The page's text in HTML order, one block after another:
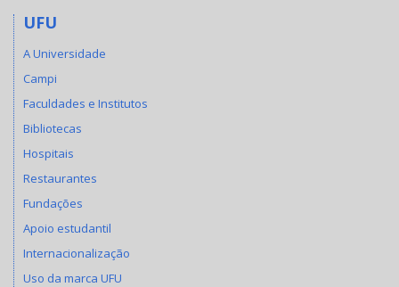
UFU
A Universidade
Campi
Faculdades e Institutos
Bibliotecas
Hospitais
Restaurantes
Fundações
Apoio estudantil
Internacionalização
Uso da marca UFU